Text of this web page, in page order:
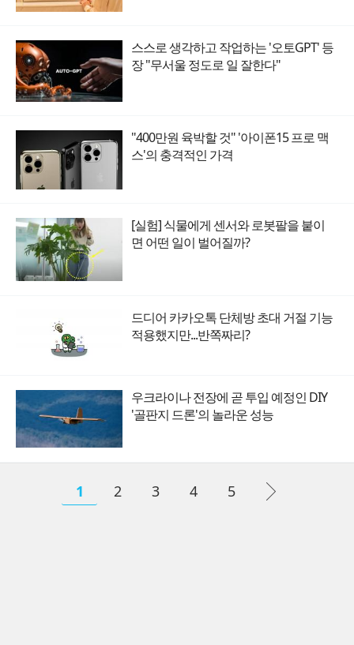
스스로 생각하고 작업하는 '오토GPT' 등
장 "무서울 정도로 일 잘한다"
"400만원 육박할 것" '아이폰15 프로 맥
스'의 충격적인 가격
[실험] 식물에게 센서와 로봇팔을 붙이
면 어떤 일이 벌어질까?
드디어 카카오톡 단체방 초대 거절 기능
적용했지만...반쪽짜리?
우크라이나 전장에 곧 투입 예정인 DIY
'골판지 드론'의 놀라운 성능
1 2 3 4 5